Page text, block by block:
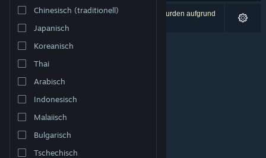
Sprache ändern
Steam-Mobile-App herunterladen
Desktopversion anzeigen
Chinesisch (traditionell)
Japanisch
Koreanisch
Thai
Arabisch
Indonesisch
Malaiisch
Bulgarisch
Tschechisch
0 Ergebnisse entsprechen Ihrer Suche. 3 Titel wurden aufgrund
Ihrer Einstellungen ausgeschlossen.